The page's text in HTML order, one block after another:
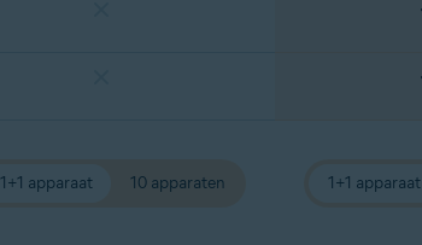
1+1 apparaat 10 apparaten 1+1 apparaat